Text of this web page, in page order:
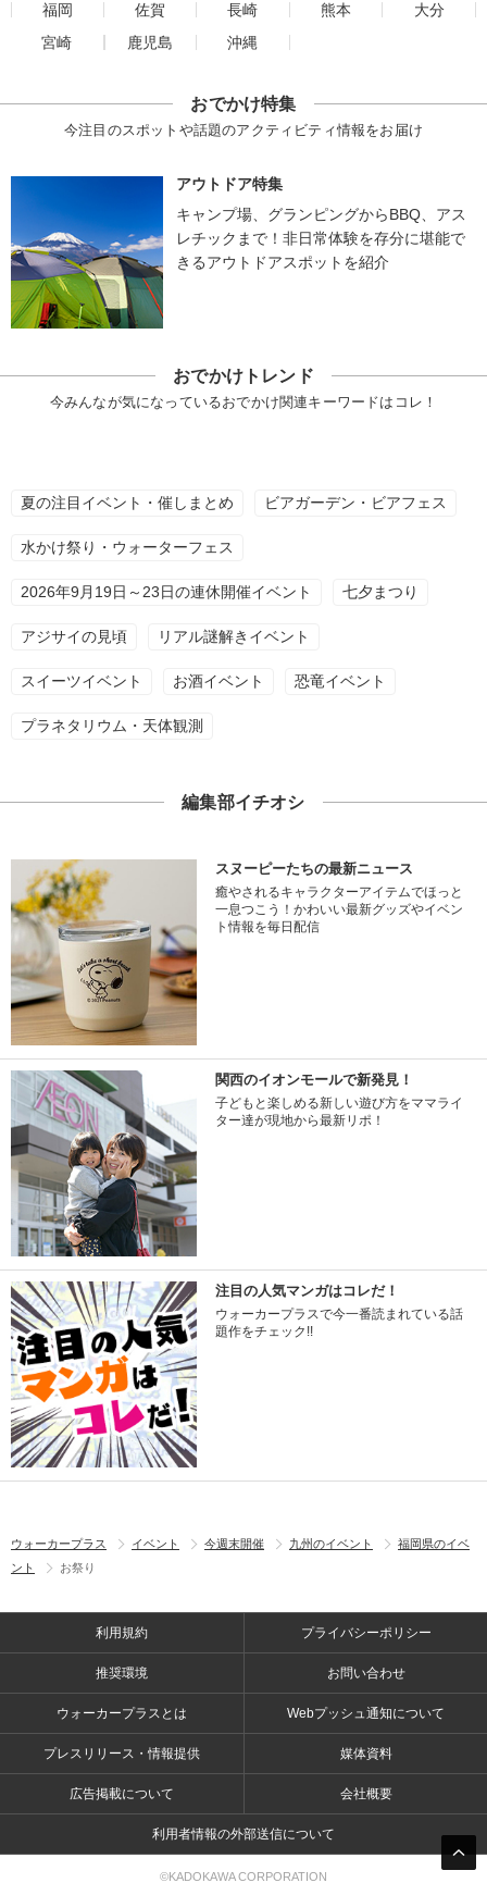
福岡
佐賀 長崎 熊本
大分
宮崎
鹿児島 沖縄
おでかけ特集
今注目のスポットや話題のアクティビティ情報をお届け
アウトドア特集
キャンプ場、グランピングからBBQ、アス
レチックまで！非日常体験を存分に堪能で
きるアウトドアスポットを紹介
おでかけトレンド
今みんなが気になっているおでかけ関連キーワードはコレ！
夏の注目イベント・催しまとめ ビアガーデン・ビアフェス
水かけ祭り・ウォーターフェス
2026年9月19日～23日の連休開催イベント 七夕まつり
アジサイの見頃 リアル謎解きイベント
スイーツイベント お酒イベント 恐竜イベント
プラネタリウム・天体観測
編集部イチオシ
スヌーピーたちの最新ニュース
癒やされるキャラクターアイテムでほっと
一息つこう！かわいい最新グッズやイベン
ト情報を毎日配信
関西のイオンモールで新発見！
子どもと楽しめる新しい遊び方をママライ
ター達が現地から最新リポ！
注目の人気マンガはコレだ！
ウォーカープラスで今一番読まれている話
題作をチェック!!
ウォーカープラス イベント 今週末開催 九州のイベント
福岡県のイベ
ント
お祭り
利用規約 プライバシーポリシー
推奨環境 お問い合わせ
ウォーカープラスとは Webプッシュ通知について
プレスリリース・情報提供 媒体資料
広告掲載について 会社概要
利用者情報の外部送信について
©KADOKAWA CORPORATION